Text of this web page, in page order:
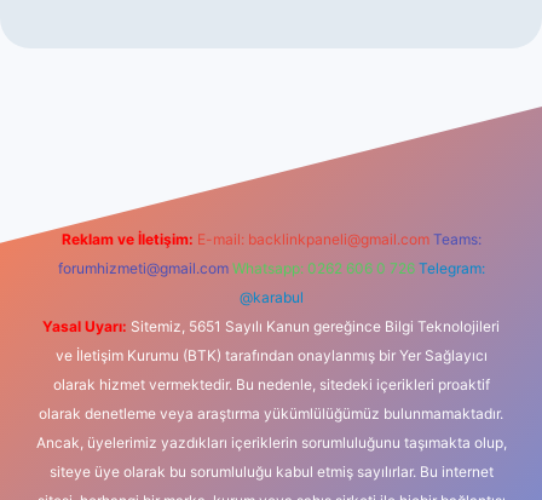
Reklam ve İletişim: E-mail: backlinkpaneli@gmail.com Teams:
forumhizmeti@gmail.com Whatsapp: 0262 606 0 726 Telegram:
@karabul
Yasal Uyarı: Sitemiz, 5651 Sayılı Kanun gereğince Bilgi Teknolojileri
ve İletişim Kurumu (BTK) tarafından onaylanmış bir Yer Sağlayıcı
olarak hizmet vermektedir. Bu nedenle, sitedeki içerikleri proaktif
olarak denetleme veya araştırma yükümlülüğümüz bulunmamaktadır.
Ancak, üyelerimiz yazdıkları içeriklerin sorumluluğunu taşımakta olup,
siteye üye olarak bu sorumluluğu kabul etmiş sayılırlar. Bu internet